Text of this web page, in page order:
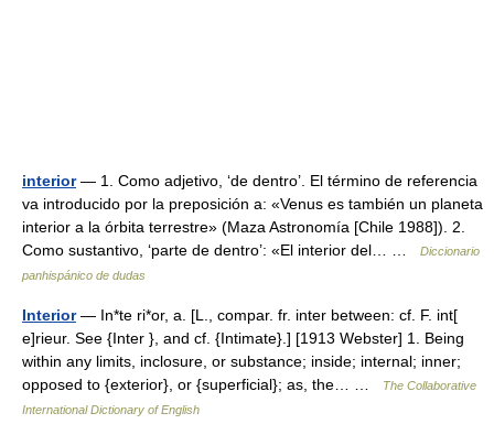
interior— 1. Como adjetivo, ‘de dentro’. El término de referencia
va introducido por la preposición a: «Venus es también un planeta
interior a la órbita terrestre» (Maza Astronomía [Chile 1988]). 2.
Como sustantivo, ‘parte de dentro’: «El interior del… …
Diccionario
panhispánico de dudas
Interior— In*te ri*or, a. [L., compar. fr. inter between: cf. F. int[
e]rieur. See {Inter }, and cf. {Intimate}.] [1913 Webster] 1. Being
within any limits, inclosure, or substance; inside; internal; inner;
opposed to {exterior}, or {superficial}; as, the… …
The Collaborative
International Dictionary of English